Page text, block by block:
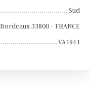
Sud
Bordeaux 33800 - FRANCE
VA1941